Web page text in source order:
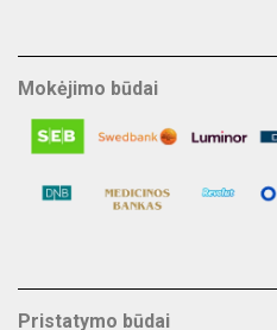
Mokėjimo būdai
Pristatymo būdai